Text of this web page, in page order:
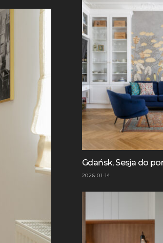
Gdańsk, Sesja do
2026-01-14